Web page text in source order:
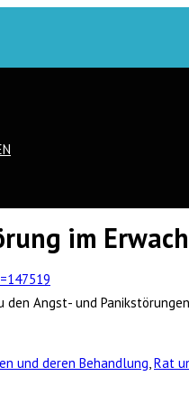
im
Angst- und
und deren Behandlung,Rat